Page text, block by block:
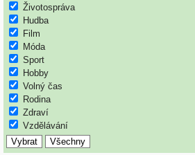
Životospráva
Hudba
Film
Móda
Sport
Hobby
Volný čas
Rodina
Zdraví
Vzdělávání